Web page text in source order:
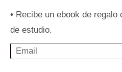
• Recibe un ebook de
de estudio.